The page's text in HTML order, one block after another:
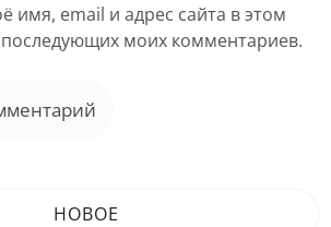
имя, email и адрес сайта в этом
последующих моих комментариев.
НОВОЕ